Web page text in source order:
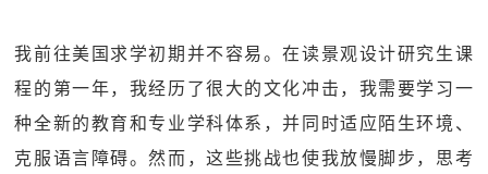
我前往美国求学初期并不容易。在读景观设计研究生课
程的第一年，我经历了很大的文化冲击，我需要学习一
种全新的教育和专业学科体系，并同时适应陌生环境、
克服语言障碍。然而，这些挑战也使我放慢脚步，思考